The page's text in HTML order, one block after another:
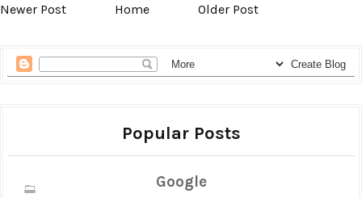
Newer Post Home Older Post
Popular Posts
Google